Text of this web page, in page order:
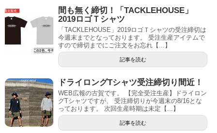
間も無く締切！「TACKLEHOUSE」
2019ロゴＴシャツ
「TACKLEHOUSE」2019ロゴＴシャツの受注締切は
今週末までとなっております。 受注生産アイテムで
すので締切までにご注文をお忘れ【...】
記事を読む
ドライロングTシャツ受注締切り間近！
WEB広報の古賀です。 【完全受注生産】ドライロン
グTシャツですが、 受注締切りが今週末の8/16とな
っております。 次回生産時期は未定【...】
記事を読む